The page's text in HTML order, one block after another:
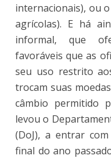
internacionais), ou
agrícolas). E há
informal, que
favoráveis que as
seu uso restrito
trocam suas
câmbio permitido
levou o
(DoJ), a entrar
final do ano